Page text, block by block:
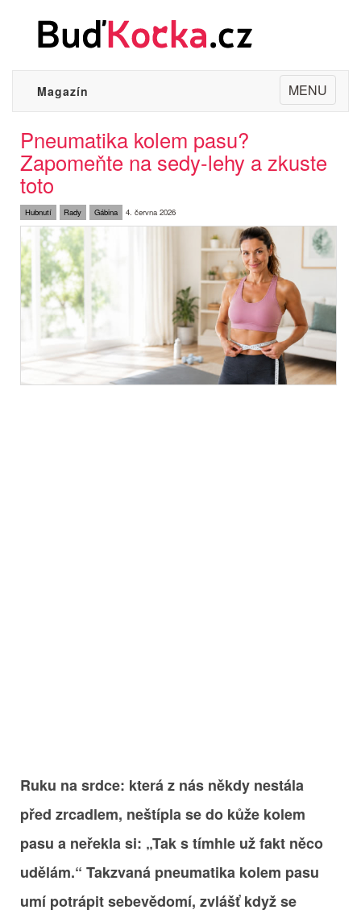
Toggle
navigation
MENU
Magazín
Pneumatika kolem pasu?
Zapomeňte na sedy-lehy a zkuste
toto
Hubnutí Rady Gábina 4. června 2026
Ruku na srdce: která z nás někdy nestála
před zrcadlem, neštípla se do kůže kolem
pasu a neřekla si: „Tak s tímhle už fakt něco
udělám.“ Takzvaná pneumatika kolem pasu
umí potrápit sebevědomí, zvlášť když se